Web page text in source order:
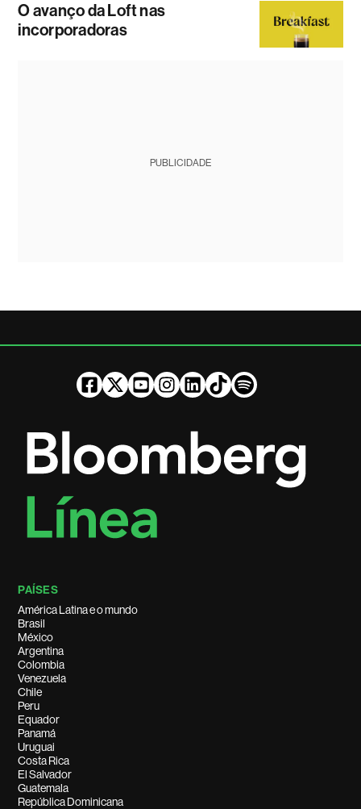
O avanço da Loft nas
incorporadoras
PUBLICIDADE
PAÍSES
América Latina e o mundo
Brasil
México
Argentina
Colombia
Venezuela
Chile
Peru
Equador
Panamá
Uruguai
Costa Rica
El Salvador
Guatemala
República Dominicana